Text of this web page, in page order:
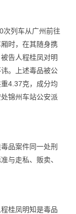
次列车从广州前往
时，在其随身携
告人程桂凤对明
。上述毒品被公
4.37克，成分均
锦州车站公安派
品案件同一处刑
与走私、贩卖、
桂凤明知是毒品